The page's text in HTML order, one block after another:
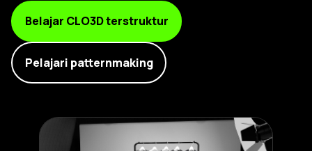
Belajar CLO3D terstruktur
Pelajari patternmaking